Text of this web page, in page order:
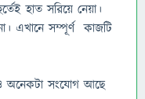
হাত সরিয়ে নেয়া।
এখানে সম্পূর্ণ কাজটি
অনেকটা সংযোগ আছে